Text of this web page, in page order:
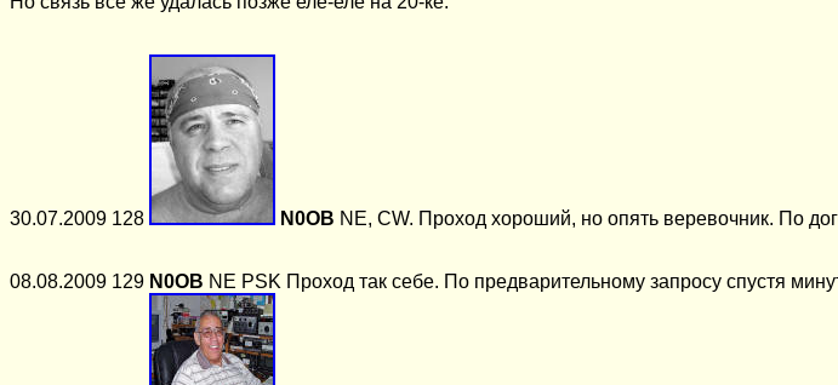
30.07.2009 128 N0OB NE, CW. Проход хороший, но опять веревочник. По
08.08.2009 129 N0OB NE PSK Проход так себе. По предварительному запросу спустя